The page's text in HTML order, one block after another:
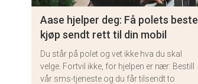
Aase hjelper deg: Få polets beste
kjøp sendt rett til din mobil
Du står på polet og vet ikke hva du skal
velge. Fortvil ikke, for hjelpen er nær: Bestill
vår sms-tjeneste og du får tilsendt to